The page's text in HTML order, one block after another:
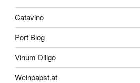
Catavino
Port Blog
Vinum Diligo
Weinpapst.at